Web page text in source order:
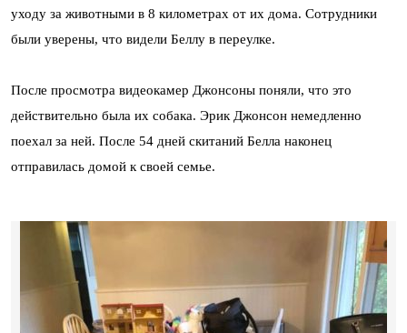
уходу за животными в 8 километрах от их дома. Сотрудники
были уверены, что видели Беллу в переулке.
После просмотра видеокамер Джонсоны поняли, что это
действительно была их собака. Эрик Джонсон немедленно
поехал за ней. После 54 дней скитаний Белла наконец
отправилась домой к своей семье.